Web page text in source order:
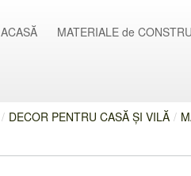
ACASĂ MATERIALE de
/ DECOR PENTRU CASĂ ȘI VILĂ /